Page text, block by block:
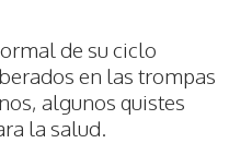
de su ciclo
en las trompas
algunos quistes
la salud.